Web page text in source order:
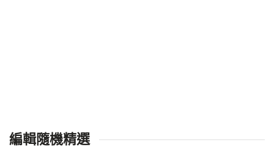
編輯隨機精選